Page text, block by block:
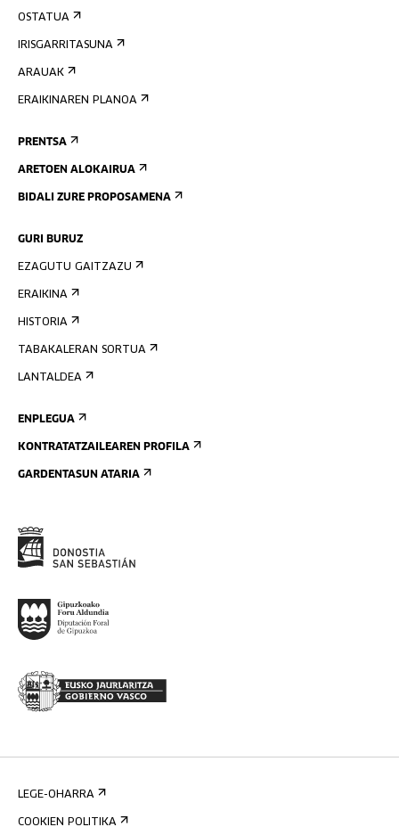
OSTATUA
IRISGARRITASUNA
ARAUAK
ERAIKINAREN PLANOA
PRENTSA
ARETOEN ALOKAIRUA
BIDALI ZURE PROPOSAMENA
GURI BURUZ
EZAGUTU GAITZAZU
ERAIKINA
HISTORIA
TABAKALERAN SORTUA
LANTALDEA
ENPLEGUA
KONTRATATZAILEAREN PROFILA
GARDENTASUN ATARIA
LEGE-OHARRA
COOKIEN POLITIKA